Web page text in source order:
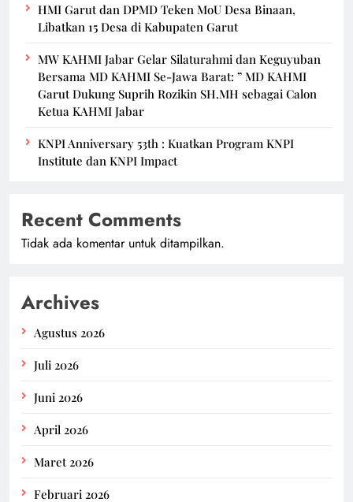
HMI Garut dan DPMD Teken MoU Desa Binaan,
Libatkan 15 Desa di Kabupaten Garut
MW KAHMI Jabar Gelar Silaturahmi dan Keguyuban
Bersama MD KAHMI Se-Jawa Barat: ” MD KAHMI
Garut Dukung Suprih Rozikin SH.MH sebagai Calon
Ketua KAHMI Jabar
KNPI Anniversary 53th : Kuatkan Program KNPI
Institute dan KNPI Impact
Recent Comments
Tidak ada komentar untuk ditampilkan.
Archives
Agustus 2026
Juli 2026
Juni 2026
April 2026
Maret 2026
Februari 2026